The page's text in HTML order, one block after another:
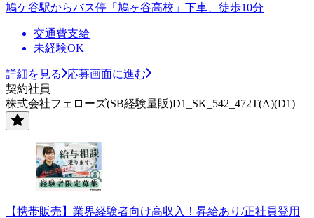
鳩ケ谷駅からバス停「鳩ヶ谷高校」下車、徒歩10分
交通費支給
未経験OK
詳細を見る
応募画面に進む
契約社員
株式会社フェローズ(SB経験量販)D1_SK_542_472T(A)(D1)
【携帯販売】業界経験者向け高収入！昇給あり/正社員登用